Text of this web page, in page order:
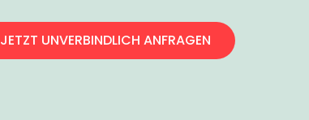
JETZT UNVERBINDLICH ANFRAGEN